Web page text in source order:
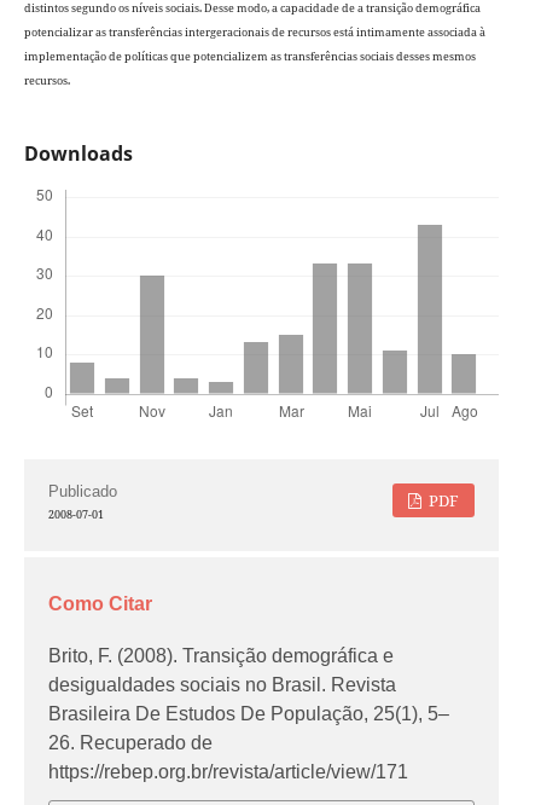
distintos segundo os níveis sociais. Desse modo, a capacidade de a transição demográfica
potencializar as transferências intergeracionais de recursos está intimamente associada à
implementação de políticas que potencializem as transferências sociais desses mesmos
recursos.
Downloads
PDF
Publicado
2008-07-01
Como Citar
Brito, F. (2008). Transição demográfica e
desigualdades sociais no Brasil. Revista
Brasileira De Estudos De População, 25(1), 5–
26. Recuperado de
https://rebep.org.br/revista/article/view/171